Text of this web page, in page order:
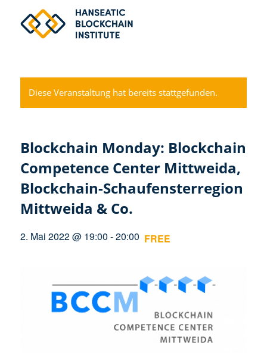
Diese Veranstaltung hat bereits stattgefunden.
Blockchain Monday: Blockchain
Competence Center Mittweida,
Blockchain-Schaufensterregion
Mittweida & Co.
2. Mai 2022 @ 19:00 -20:00 FREE